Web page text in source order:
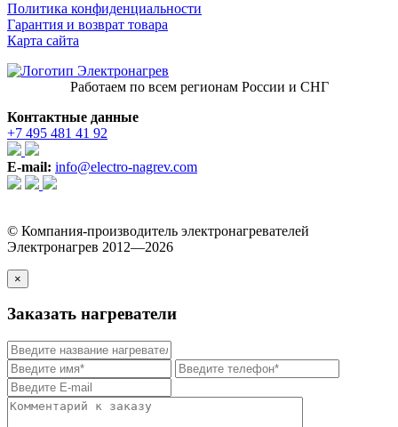
Политика конфиденциальности
Гарантия и возврат товара
Карта сайта
Работаем по всем регионам России и СНГ
Контактные данные
+7 495 481 41 92
E-mail: info@electro-nagrev.com
© Компания-производитель электронагревателей
Электронагрев 2012—2026
×
Заказать нагреватели